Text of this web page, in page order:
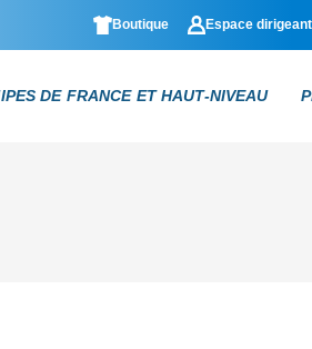
Boutique Espace dirigeant
DE FRANCE ET HAUT-NIVEAU